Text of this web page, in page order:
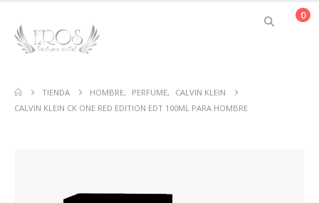
0
TIENDA HOMBRE, PERFUME,
CALVIN KLEIN
CALVIN KLEIN CK ONE RED EDITION EDT 100ML PARA HOMBRE